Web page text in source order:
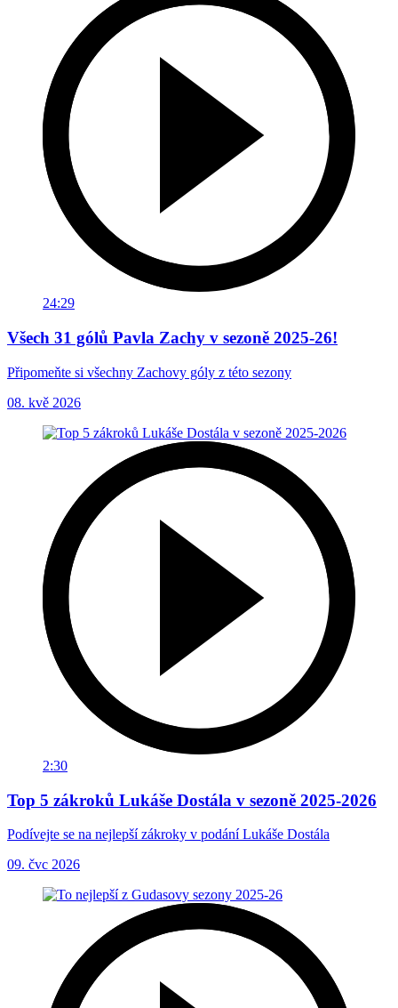
24:29
Všech 31 gólů Pavla Zachy v sezoně 2025-26!
Připomeňte si všechny Zachovy góly z této sezony
08. kvě 2026
2:30
Top 5 zákroků Lukáše Dostála v sezoně 2025-2026
Podívejte se na nejlepší zákroky v podání Lukáše Dostála
09. čvc 2026